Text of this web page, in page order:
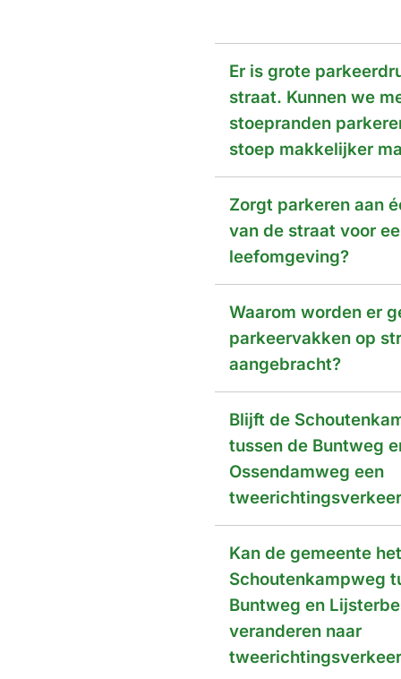
Er is grote
straat. Kunnen we
stoepranden
stoep makkelijker
Zorgt parkeren aan
van de straat voor
leefomgeving?
Waarom worden er
parkeervakken op
aangebracht?
Blijft de
tussen de Buntweg
Ossendamweg een
Kan de gemeente
Schoutenkampweg
Buntweg en
veranderen naar